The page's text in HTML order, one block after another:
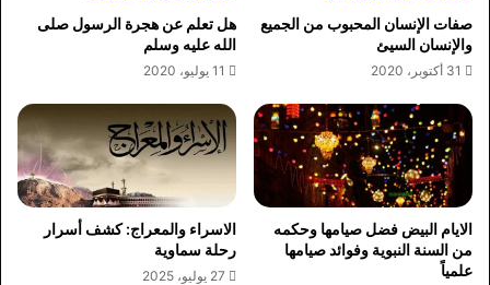
صفات الإنسان المحبوب من الجميع
والإنسان السيئ
31 أكتوبر، 2020
هل تعلم عن هجرة الرسول صلى
الله عليه وسلم
11 يوليو، 2020
الايام البيض فضل صيامها وحكمه
من السنة النبوية وفوائد صيامها
علمياً
الاسراء والمعراج: كشف أسرار
رحلة سماوية
27 يوليو، 2025